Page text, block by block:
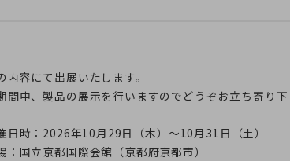
内容にて出展いたします。
間中、製品の展示を行いますのでどうぞお立ち寄り下
日時：2026年10月29日（木）～10月31日（土）
国立京都国際会館（京都府京都市）